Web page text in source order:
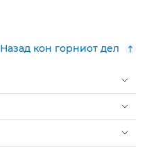
Назад кон горниот дел